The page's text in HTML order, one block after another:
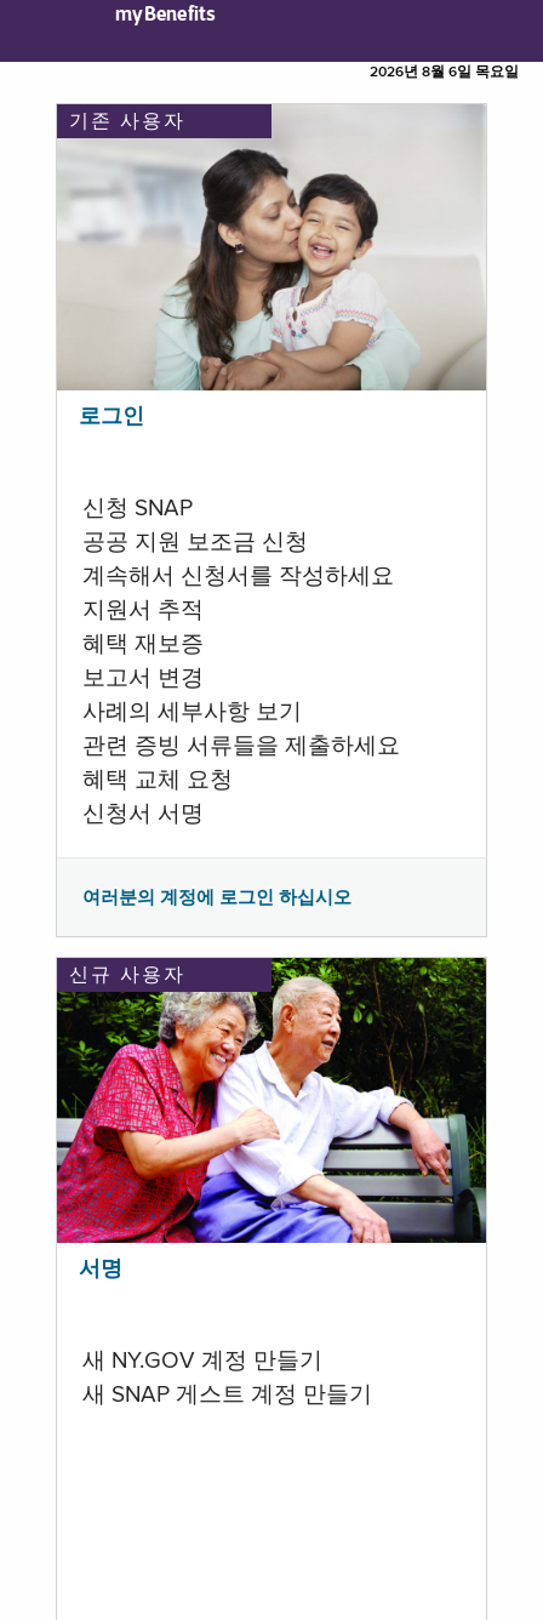
myBenefits
2026년 8월 6일 목요일
기존 사용자
로그인
신청 SNAP
공공 지원 보조금 신청
계속해서 신청서를 작성하세요
지원서 추적
혜택 재보증
보고서 변경
사례의 세부사항 보기
관련 증빙 서류들을 제출하세요
혜택 교체 요청
신청서 서명
여러분의 계정에 로그인 하십시오
신규 사용자
서명
새 NY.GOV 계정 만들기
새 SNAP 게스트 계정 만들기